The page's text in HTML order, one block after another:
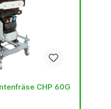
CHP 60G